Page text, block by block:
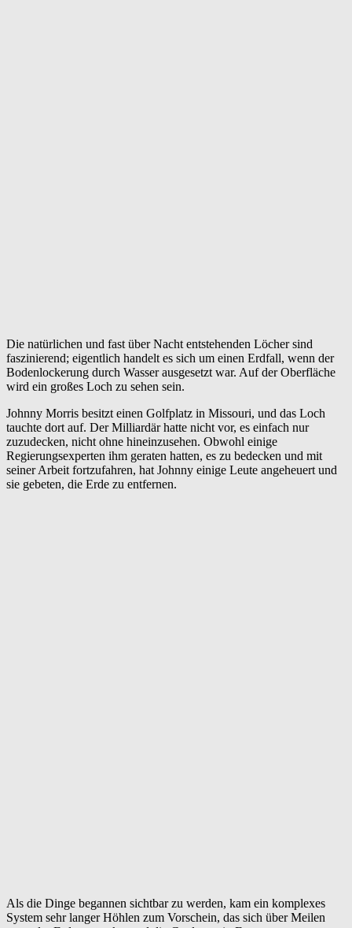
Die natürlichen und fast über Nacht entstehenden Löcher sind
faszinierend; eigentlich handelt es sich um einen Erdfall, wenn der
Bodenlockerung durch Wasser ausgesetzt war. Auf der Oberfläche
wird ein großes Loch zu sehen sein.
Johnny Morris besitzt einen Golfplatz in Missouri, und das Loch
tauchte dort auf. Der Milliardär hatte nicht vor, es einfach nur
zuzudecken, nicht ohne hineinzusehen. Obwohl einige
Regierungsexperten ihm geraten hatten, es zu bedecken und mit
seiner Arbeit fortzufahren, hat Johnny einige Leute angeheuert und
sie gebeten, die Erde zu entfernen.
Als die Dinge begannen sichtbar zu werden, kam ein komplexes
System sehr langer Höhlen zum Vorschein, das sich über Meilen